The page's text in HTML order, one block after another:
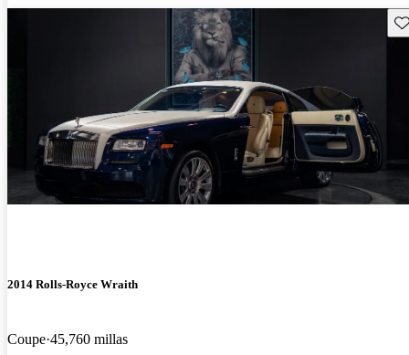
2014 Rolls-Royce Wraith
Coupe 45,760 millas